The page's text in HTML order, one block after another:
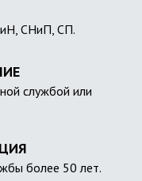
СНиП, СП.
службой или
более 50 лет.